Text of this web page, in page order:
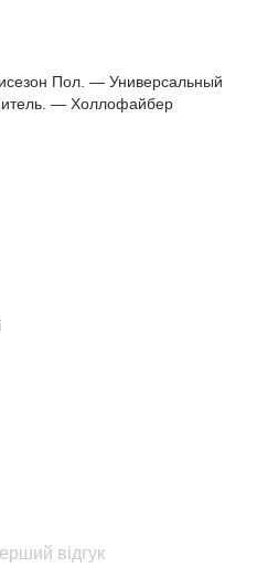
Пол. — Универсальный
— Холлофайбер
відгук